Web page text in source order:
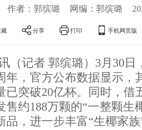
作者：郭缤璐 网编：郭缤璐
藏 分享 打印 手机网页版
（记者 郭缤璐）3月30日
年，官方公布数据显示，
已突破20亿杯。同时，借
售约188万颗的“一整颗生
品，进一步丰富“生椰家